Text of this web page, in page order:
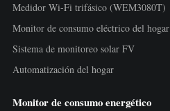
Medidor Wi-Fi trifásico (WEM3080T)
Monitor de consumo eléctrico del hogar
Sistema de monitoreo solar FV
Automatización del hogar
Monitor de consumo energético